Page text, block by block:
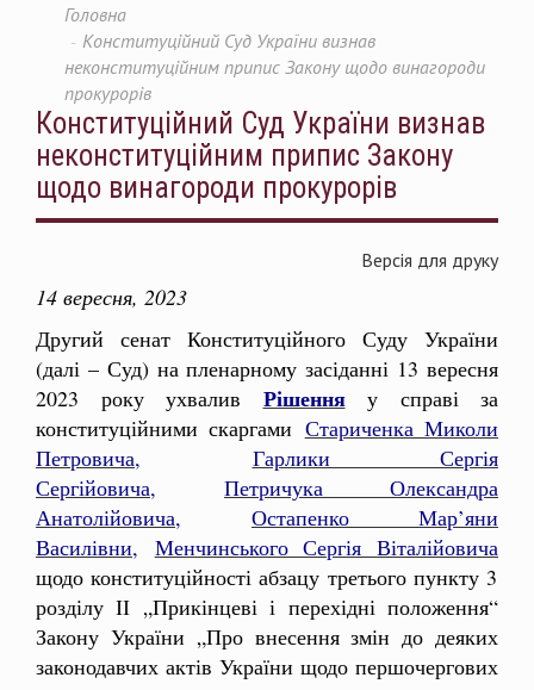
Головна
Конституційний Суд України визнав
неконституційним припис Закону щодо винагороди
прокурорів
Конституційний Суд України визнав
неконституційним припис Закону
щодо винагороди прокурорів
Версія для друку
14 вересня, 2023
Другий сенат Конституційного Суду України
(далі – Суд) на пленарному засіданні 13 вересня
2023 року ухвалив Рішенняу справі за
конституційними скаргами Стариченка Миколи
Петровича,
Гарлики Сергія
Сергійовича, Петричука Олександра
Анатолійовича,
Остапенко Мар’яни
Василівни, Менчинського Сергія Віталійовича
щодо конституційності абзацу третього пункту 3
розділу ІІ „Прикінцеві і перехідні положення“
Закону України „Про внесення змін до деяких
законодавчих актів України щодо першочергових